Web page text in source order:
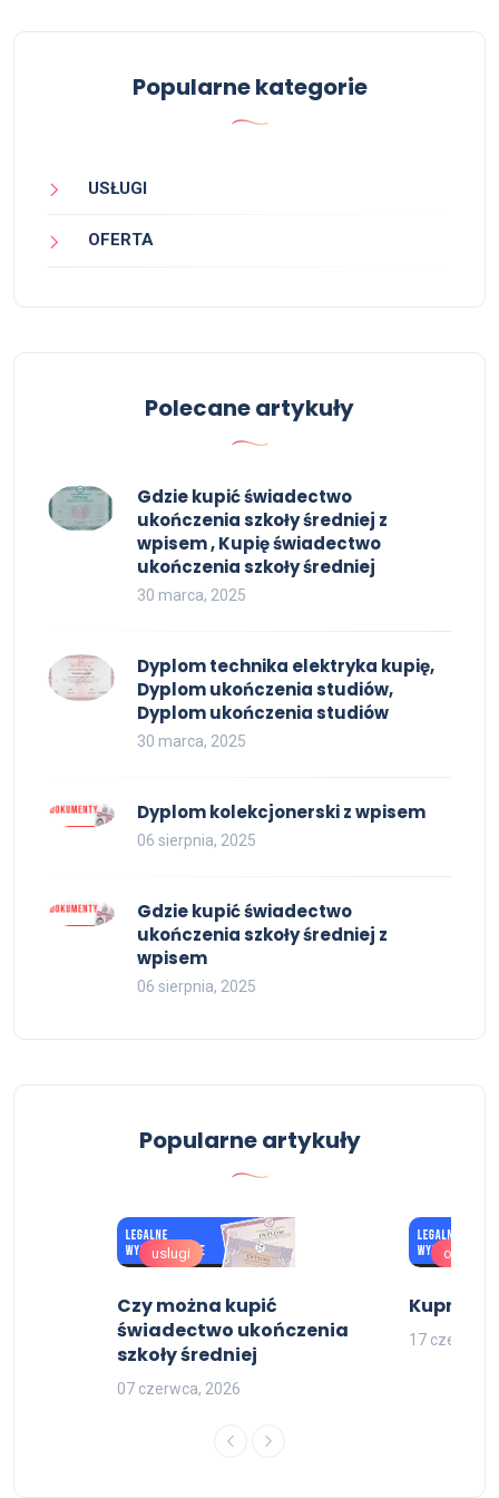
Popularne kategorie
USŁUGI
OFERTA
Polecane artykuły
Gdzie kupić świadectwo
ukończenia szkoły średniej z
wpisem , Kupię świadectwo
ukończenia szkoły średniej
30 marca, 2025
Dyplom technika elektryka kupię,
Dyplom ukończenia studiów,
Dyplom ukończenia studiów
30 marca, 2025
Dyplom kolekcjonerski z wpisem
06 sierpnia, 2025
Gdzie kupić świadectwo
ukończenia szkoły średniej z
wpisem
06 sierpnia, 2025
Popularne artykuły
uslugi
Czy można kupić
świadectwo ukończenia
szkoły średniej
07 czerwca, 2026
oferta
Kupno
17 czerwca,